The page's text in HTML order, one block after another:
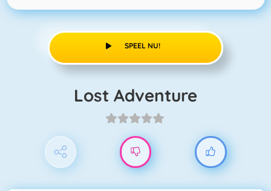
SPEEL NU!
Lost Adventure